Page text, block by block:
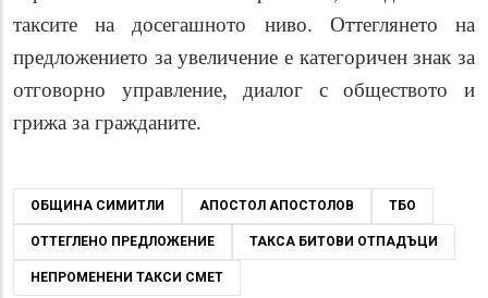
таксите на досегашното ниво. Оттеглянето на
предложението за увеличение е категоричен знак за
отговорно управление, диалог с обществото и
грижа за гражданите.
ОБЩИНА СИМИТЛИ АПОСТОЛ АПОСТОЛОВ ТБО
ОТТЕГЛЕНО ПРЕДЛОЖЕНИЕ ТАКСА БИТОВИ ОТПАДЪЦИ
НЕПРОМЕНЕНИ ТАКСИ СМЕТ